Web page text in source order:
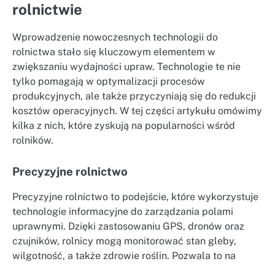
rolnictwie
Wprowadzenie nowoczesnych technologii do
rolnictwa stało się kluczowym elementem w
zwiększaniu wydajności upraw. Technologie te nie
tylko pomagają w optymalizacji procesów
produkcyjnych, ale także przyczyniają się do redukcji
kosztów operacyjnych. W tej części artykułu omówimy
kilka z nich, które zyskują na popularności wśród
rolników.
Precyzyjne rolnictwo
Precyzyjne rolnictwo to podejście, które wykorzystuje
technologie informacyjne do zarządzania polami
uprawnymi. Dzięki zastosowaniu GPS, dronów oraz
czujników, rolnicy mogą monitorować stan gleby,
wilgotność, a także zdrowie roślin. Pozwala to na